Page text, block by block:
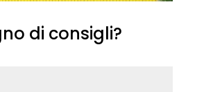
di consigli?